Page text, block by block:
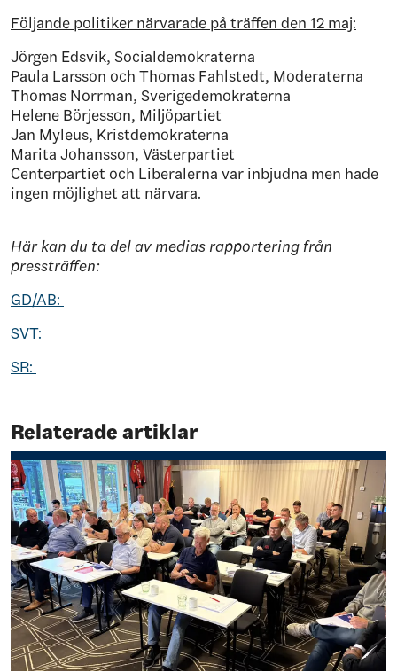
Följande politiker närvarade på träffen den 12 maj:
Jörgen Edsvik, Socialdemokraterna
Paula Larsson och Thomas Fahlstedt, Moderaterna
Thomas Norrman, Sverigedemokraterna
Helene Börjesson, Miljöpartiet
Jan Myleus, Kristdemokraterna
Marita Johansson, Västerpartiet
Centerpartiet och Liberalerna var inbjudna men hade
ingen möjlighet att närvara.
Här kan du ta del av medias rapportering från
pressträffen:
GD/AB:
SVT:
SR:
Relaterade artiklar